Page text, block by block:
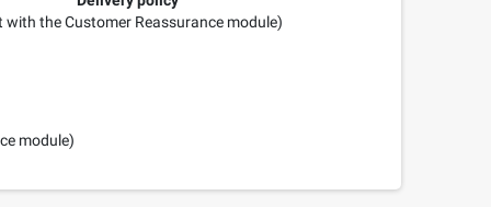
with the Customer Reassurance module)
module)